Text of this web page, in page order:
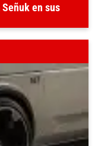
en sus